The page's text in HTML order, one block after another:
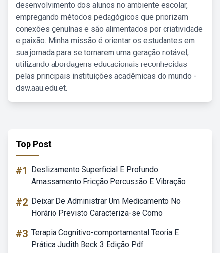
desenvolvimento dos alunos no ambiente escolar,
empregando métodos pedagógicos que priorizam
conexões genuínas e são alimentados por criatividade
e paixão. Minha missão é orientar os estudantes em
sua jornada para se tornarem uma geração notável,
utilizando abordagens educacionais reconhecidas
pelas principais instituições acadêmicas do mundo -
dsw.aau.edu.et.
Top Post
#1
Deslizamento Superficial E Profundo
Amassamento Fricção Percussão E Vibração
#2 Deixar De Administrar Um Medicamento No
Horário Previsto Caracteriza-se Como
#3 Terapia Cognitivo-comportamental Teoria E
Prática Judith Beck 3 Edição Pdf